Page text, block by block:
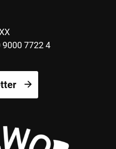
9000 7722 4